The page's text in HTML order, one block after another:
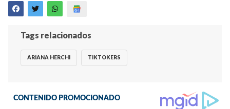
Tags relacionados
ARIANA HERCHI TIKTOKERS